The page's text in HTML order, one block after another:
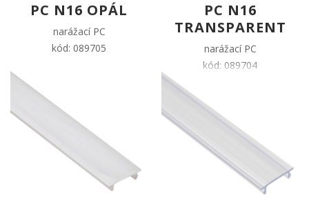
PC N16 OPÁL
narážací PC
kód: 089705
PC N16
TRANSPARENT
narážací PC
kód: 089704